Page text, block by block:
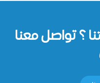
؟ تواصل معنا